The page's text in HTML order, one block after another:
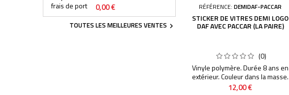
Prix
0,00 €
TOUTES LES MEILLEURES VENTES 
RÉFÉRENCE:DEMIDAF-PACCAR
STICKER DE VITRES DEMI LOGO
DAF AVEC PACCAR (LA PAIRE)
(0)
Vinyle polymère. Durée 8 ans en
extérieur. Couleur dans la masse.
Découpage dans la masse, aucun
Prix
12,00 €